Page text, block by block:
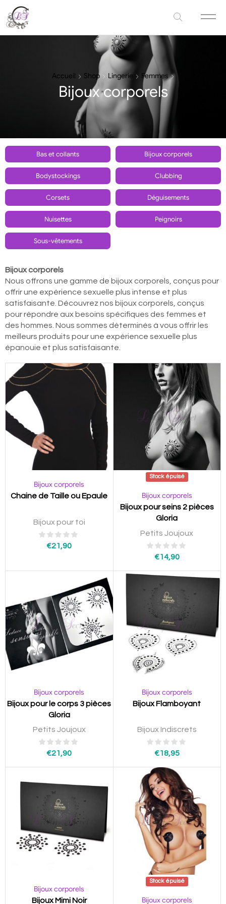
Accueil Shop Lingerie Femmes
Bijoux corporels
Bas et collants Bijoux corporels
Bodystockings Clubbing
Corsets Déguisements
Nuisettes Peignoirs
Sous-vêtements
Bijoux corporels
Nous offrons une gamme de bijoux corporels, conçus pour
offrir une expérience sexuelle plus intense et plus
satisfaisante. Découvrez nos bijoux corporels, conçus
pour répondre aux besoins spécifiques des femmes et
des hommes. Nous sommes déterminés à vous offrir les
meilleurs produits pour une expérience sexuelle plus
épanouie et plus satisfaisante.
Bijoux corporels
Chaine de Taille ou Epaule
Bijoux pour toi
€21,90
Stock épuisé
Bijoux corporels
Bijoux pour seins 2 pièces
Gloria
Petits Joujoux
€14,90
Bijoux corporels
Bijoux pour le corps 3 pièces
Gloria
Petits Joujoux
€21,90
Bijoux corporels
Bijoux Flamboyant
Bijoux Indiscrets
€18,95
Bijoux corporels
Bijoux Mimi Noir
Stock épuisé
Bijoux corporels